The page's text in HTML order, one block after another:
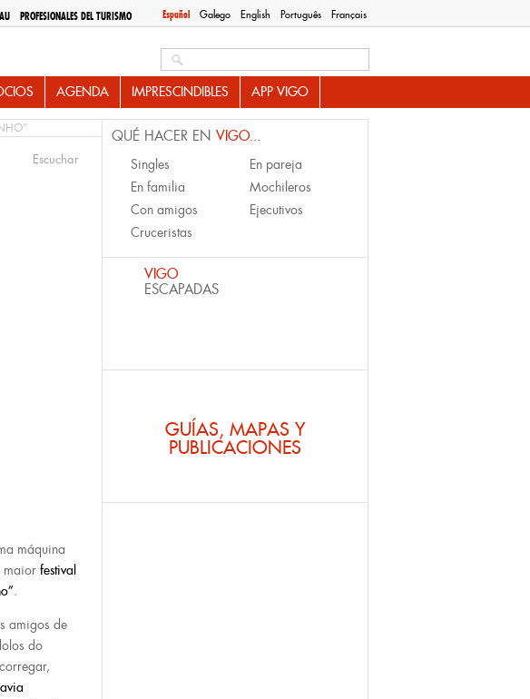
Español Galego English Português Français
PROFESIONALES DEL TURISMO
AGENDA IMPRESCINDIBLES APP VIGO
Escuchar
máquina
maior festival
.
amigos de
do
QUÉ HACER EN VIGO...
Singles
En pareja
En familia
Mochileros
Con amigos
Ejecutivos
Cruceristas
VIGO
ESCAPADAS
GUÍAS, MAPAS Y
PUBLICACIONES